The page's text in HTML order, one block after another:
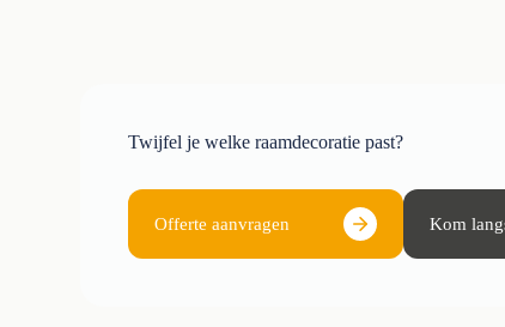
Twijfel je welke raamdecoratie past?
Offerte aanvragen Kom